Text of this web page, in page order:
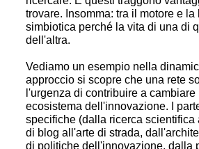
trovare. Insomma: tra il motore e
simbiotica perché la vita di una di
dell'altra.
Vediamo un esempio nella
approccio si scopre che una rete
l'urgenza di contribuire a
ecosistema dell'innovazione. I
specifiche (dalla ricerca
di blog all'arte di strada,
di politiche dell'innovazione, dalla